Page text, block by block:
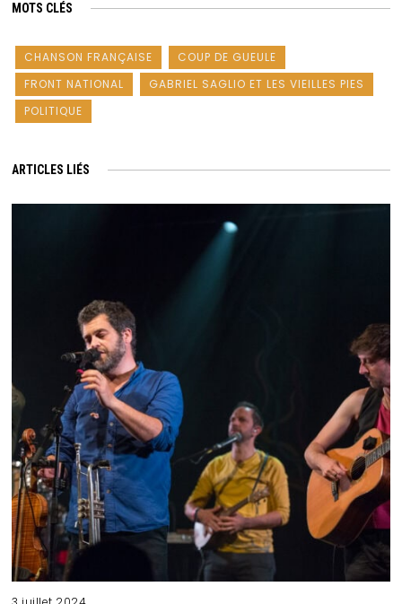
MOTS CLÉS
CHANSON FRANÇAISE
COUP DE GUEULE
FRONT NATIONAL
GABRIEL SAGLIO ET LES VIEILLES PIES
POLITIQUE
ARTICLES LIÉS